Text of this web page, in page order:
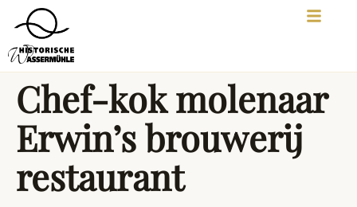
Chef-kok molenaar
Erwin’s brouwerij
restaurant